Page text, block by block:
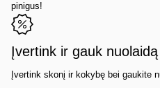
pinigus!
Įvertink ir gauk nuolaidą
Įvertink skonį ir kokybę bei gaukite